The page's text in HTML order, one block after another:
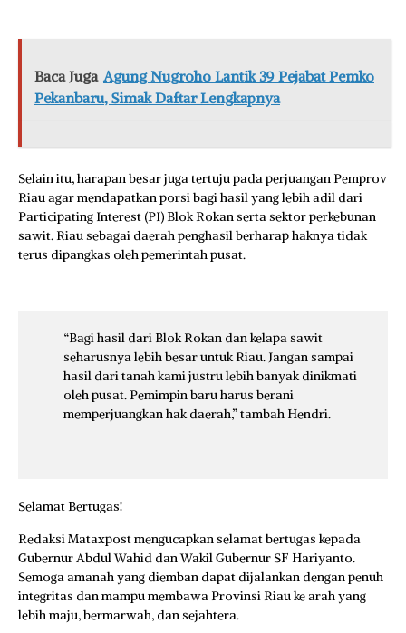
Baca Juga Agung Nugroho Lantik 39 Pejabat Pemko
Pekanbaru, Simak Daftar Lengkapnya
Selain itu, harapan besar juga tertuju pada perjuangan Pemprov
Riau agar mendapatkan porsi bagi hasil yang lebih adil dari
Participating Interest (PI) Blok Rokan serta sektor perkebunan
sawit. Riau sebagai daerah penghasil berharap haknya tidak
terus dipangkas oleh pemerintah pusat.
“Bagi hasil dari Blok Rokan dan kelapa sawit
seharusnya lebih besar untuk Riau. Jangan sampai
hasil dari tanah kami justru lebih banyak dinikmati
oleh pusat. Pemimpin baru harus berani
memperjuangkan hak daerah,” tambah Hendri.
Selamat Bertugas!
Redaksi Mataxpost mengucapkan selamat bertugas kepada
Gubernur Abdul Wahid dan Wakil Gubernur SF Hariyanto.
Semoga amanah yang diemban dapat dijalankan dengan penuh
integritas dan mampu membawa Provinsi Riau ke arah yang
lebih maju, bermarwah, dan sejahtera.